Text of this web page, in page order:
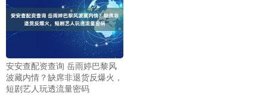
安安查配资查询 岳雨婷巴黎风
波藏内情？缺席非退货反爆火，
短剧艺人玩透流量密码